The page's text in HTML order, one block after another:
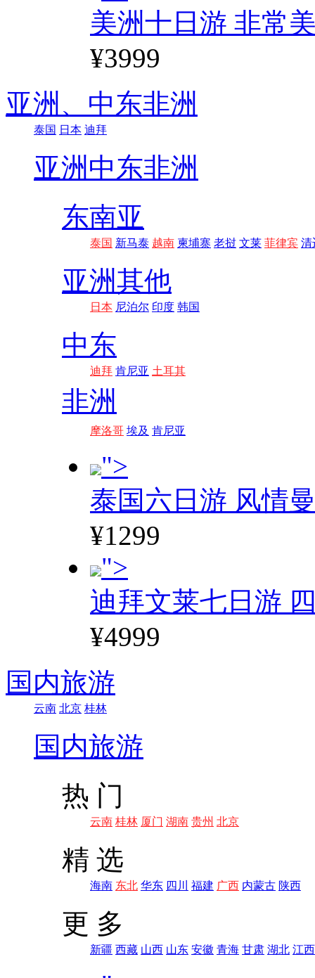
美洲十日游 非常
¥3999
亚洲、 中东非洲
泰国 日本 迪拜
亚洲 中东非洲
东南亚
泰国 新马泰 越南 柬埔寨 老挝 文莱 菲律宾 清
亚洲其他
日本 尼泊尔 印度 韩国
中东
迪拜 肯尼亚 土耳其
非洲
摩洛哥 埃及 肯尼亚
">
泰国六日游 风情
¥1299
">
迪拜文莱七日游
¥4999
国内旅游
云南 北京 桂林
国内旅游
热 门
云南 桂林 厦门 湖南 贵州 北京
精 选
海南 东北 华东 四川 福建 广西 内蒙古 陕西
更 多
新疆 西藏 山西 山东 安徽 青海 甘肃 湖北 江西